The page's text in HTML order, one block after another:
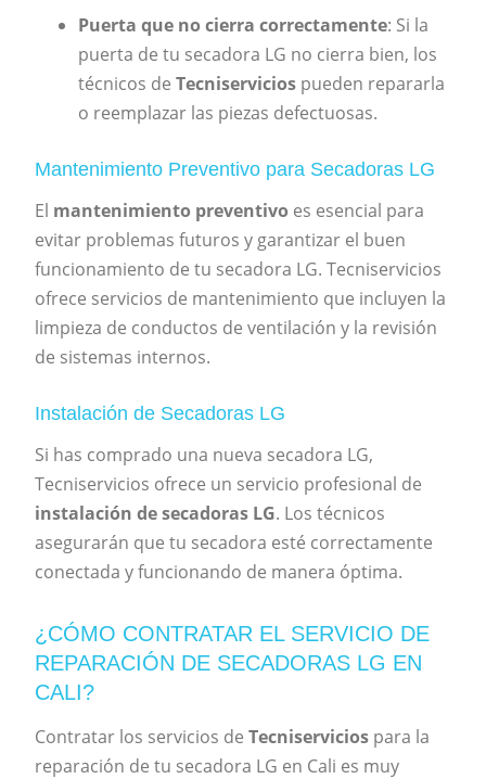
Puerta que no cierra correctamente: Si la
puerta de tu secadora LG no cierra bien, los
técnicos de Tecniservicios pueden repararla
o reemplazar las piezas defectuosas.
Mantenimiento Preventivo para Secadoras LG
El mantenimiento preventivo es esencial para
evitar problemas futuros y garantizar el buen
funcionamiento de tu secadora LG. Tecniservicios
ofrece servicios de mantenimiento que incluyen la
limpieza de conductos de ventilación y la revisión
de sistemas internos.
Instalación de Secadoras LG
Si has comprado una nueva secadora LG,
Tecniservicios ofrece un servicio profesional de
instalación de secadoras LG. Los técnicos
asegurarán que tu secadora esté correctamente
conectada y funcionando de manera óptima.
¿CÓMO CONTRATAR EL SERVICIO DE
REPARACIÓN DE SECADORAS LG EN
CALI?
Contratar los servicios de Tecniservicios para la
reparación de tu secadora LG en Cali es muy